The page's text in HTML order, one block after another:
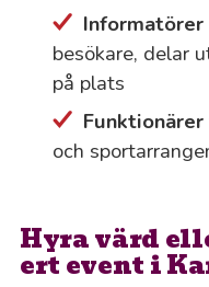
Informatörer
besökare, delar
på plats
Funktionärer
och
Hyra värd
ert event i